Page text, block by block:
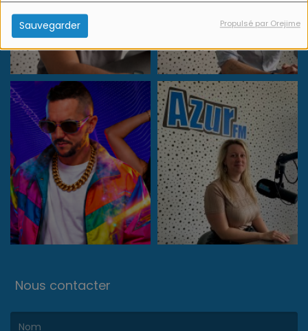
Sauvegarder Propulsé par Orejime
Nous contacter